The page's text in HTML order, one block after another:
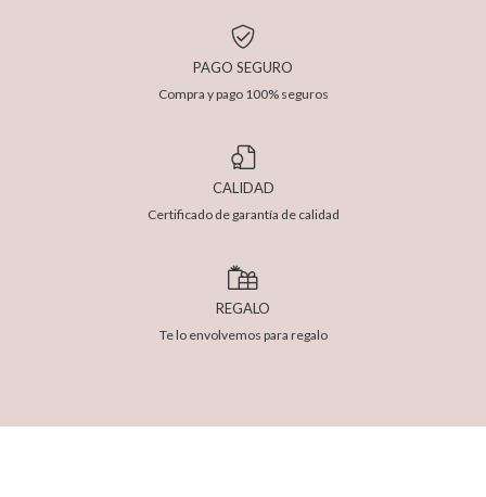
PAGO SEGURO
Compra y pago 100% seguros
CALIDAD
Certificado de garantía de calidad
REGALO
Te lo envolvemos para regalo